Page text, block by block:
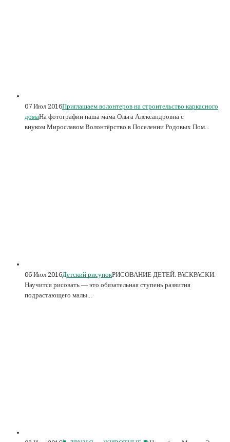
07 Июл 2016Приглашаем волонтеров на строительство каркасного
домаНа фотографии наша мама Ольга Александровна с
внуком Мирославом Волонтёрство в Поселении Родовых Пом...
06 Июл 2016Детский рисунокРИСОВАНИЕ ДЕТЕЙ. РАСКРАСКИ.
Научится рисовать — это обязательная ступень развития
подрастающего малы...